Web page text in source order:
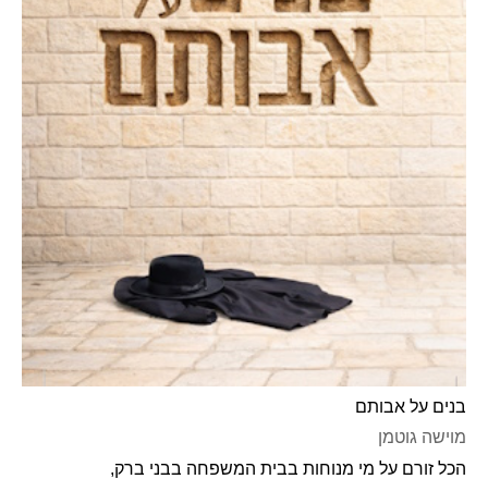
בנים על אבותם
מוישה גוטמן
הכל זורם על מי מנוחות בבית המשפחה בבני ברק,